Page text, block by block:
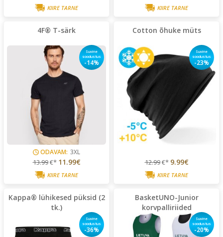
KIIRE TARNE KIIRE TARNE
4F® T-särk
Suvine
soodustus
-14%
ODAVAM: 3XL
13.99€* 11.99€
KIIRE TARNE
Cotton õhuke müts
Suvine
soodustus
-23%
12.99€* 9.99€
KIIRE TARNE
Kappa® lühikesed püksid (2
tk.)
Suvine
soodustus
-36%
BasketUNO-Junior
korvpalliriided
Suvine
soodustus
-20%